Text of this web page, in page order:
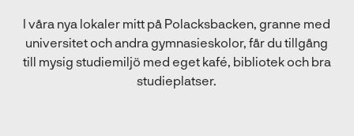
I våra nya lokaler mitt på Polacksbacken, granne med
universitet och andra gymnasieskolor, får du tillgång
till mysig studiemiljö med eget kafé, bibliotek och bra
studieplatser.